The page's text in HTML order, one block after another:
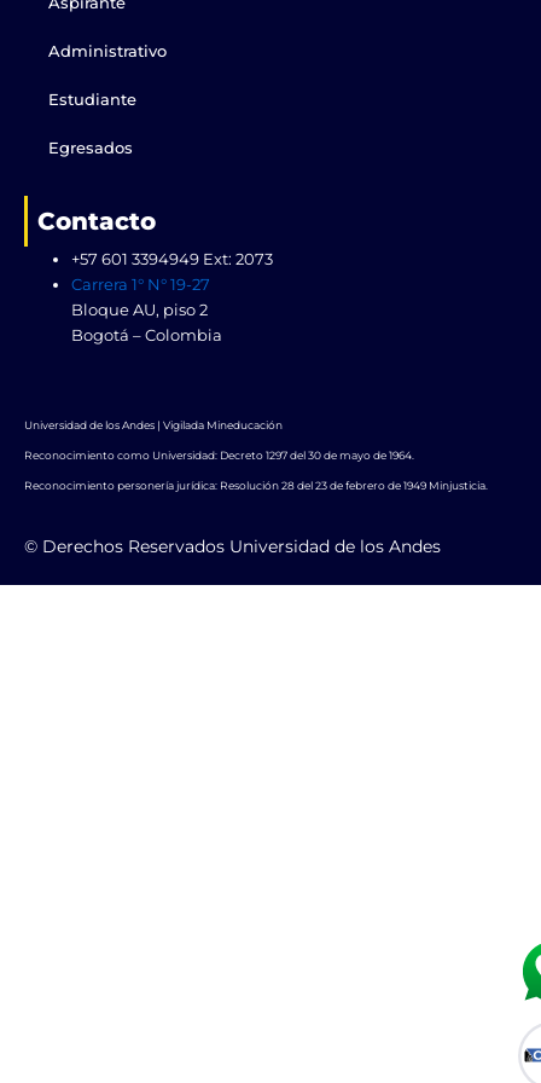
Administrativo
Estudiante
Egresados
Contacto
+57 601 3394949 Ext: 2073
Carrera 1° N° 19-27
Bloque AU, piso 2
Bogotá – Colombia
Universidad de los Andes | Vigilada Mineducación
Reconocimiento como Universidad: Decreto 1297 del 30 de mayo de 1964.
Reconocimiento personería jurídica: Resolución 28 del 23 de febrero de 1949 Minjusticia.
© Derechos Reservados Universidad de los Andes